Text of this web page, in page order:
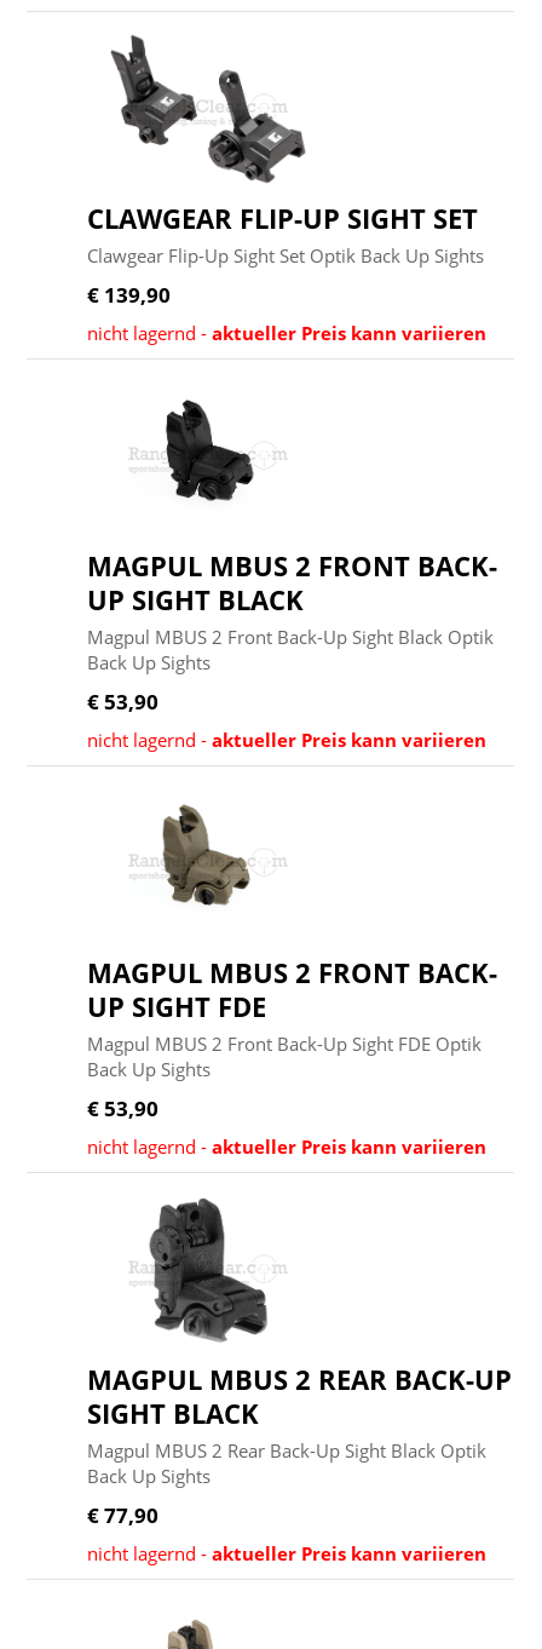
CLAWGEAR FLIP-UP SIGHT SET
Clawgear Flip-Up Sight Set Optik Back Up Sights
€ 139,90
nicht lagernd -aktueller Preis kann variieren
MAGPUL MBUS 2 FRONT BACK-
UP SIGHT BLACK
Magpul MBUS 2 Front Back-Up Sight Black Optik
Back Up Sights
€ 53,90
nicht lagernd -aktueller Preis kann variieren
MAGPUL MBUS 2 FRONT BACK-
UP SIGHT FDE
Magpul MBUS 2 Front Back-Up Sight FDE Optik
Back Up Sights
€ 53,90
nicht lagernd -aktueller Preis kann variieren
MAGPUL MBUS 2 REAR BACK-UP
SIGHT BLACK
Magpul MBUS 2 Rear Back-Up Sight Black Optik
Back Up Sights
€ 77,90
nicht lagernd -aktueller Preis kann variieren